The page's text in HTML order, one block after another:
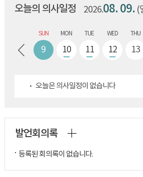
오늘의 의사일정 2026.08. 09. (
8
SUN
9
MON
10
TUE
11
WED
12
THU
13
오늘은 의사일정이 없습니다
발언회의록
등록된 회의록이 없습니다.